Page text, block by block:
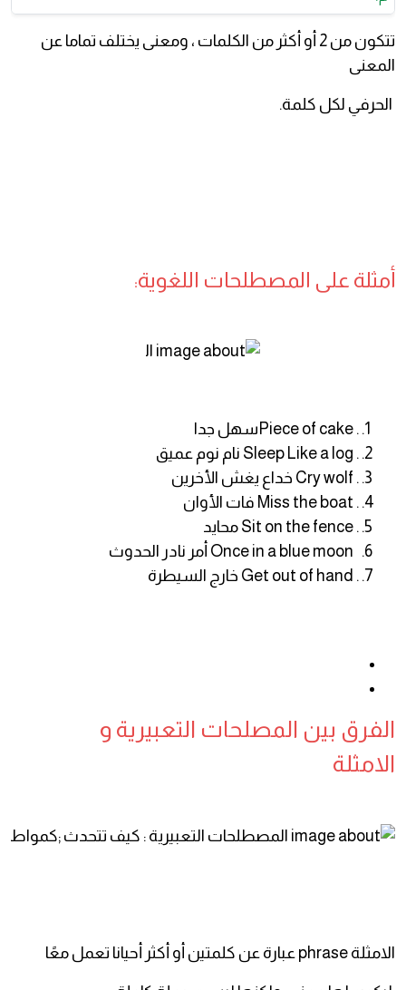
تتكون من 2 أو أكثر من الكلمات ، ومعنى يختلف تماما عن
المعنى
الحرفي لكل كلمة.
أمثلة على المصطلحات اللغوية:
. Piece of cake سهل جدا
. Sleep Like a log نام نوم عميق
. Cry wolf خداع يغش الأخرين
. Miss the boat فات الأوان
. Sit on the fence محايد
. Get out of hand خارج السيطرة
الفرق بين المصلحات التعبيرية و
الامثلة
الامثلة phrase عبارة عن كلمتين أو أكثر أحيانا تعمل معًا